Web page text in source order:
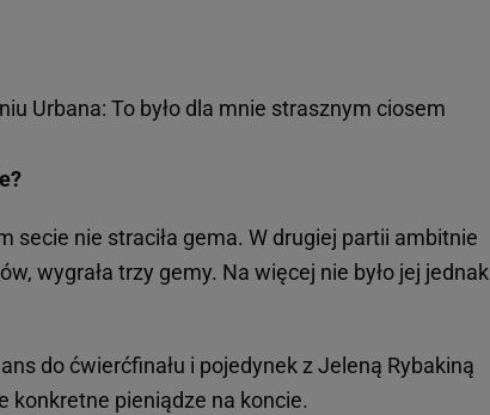
Urbana: To było dla mnie strasznym ciosem
secie nie straciła gema. W drugiej partii ambitnie
wygrała trzy gemy. Na więcej nie było jej jednak
do ćwierćfinału i pojedynek z Jeleną Rybakiną
konkretne pieniądze na koncie.